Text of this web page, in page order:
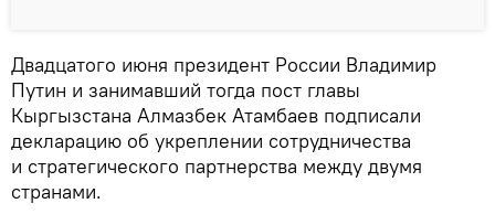
Двадцатого июня президент России Владимир
Путин и занимавший тогда пост главы
Кыргызстана Алмазбек Атамбаев подписали
декларацию об укреплении сотрудничества
и стратегического партнерства между двумя
странами.